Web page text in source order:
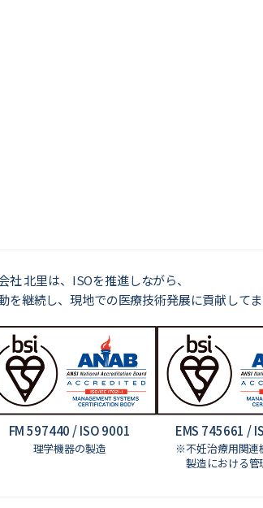
社 北里は、ISOを推進しながら、
を継続し、現地での医療技術発展に貢献して
FM 597440 / ISO 9001
理学機器の製造
EMS 745661 /
※不妊治療用関連
製造における管